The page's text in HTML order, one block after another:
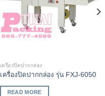
เครื่องปิดปากกล่อง
เครื่องปิดปากกล่อง รุ่น FXJ-6050
READ MORE